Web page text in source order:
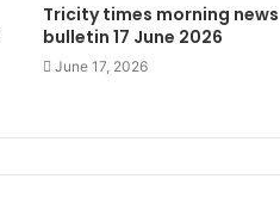
Tricity times morning news
bulletin 17 June 2026
June 17, 2026